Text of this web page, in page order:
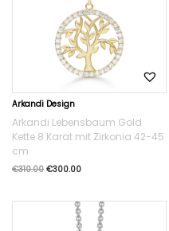
Arkandi Design
Arkandi Lebensbaum Gold
Kette 8 Karat mit Zirkonia 42-45
cm
€310.00 €300.00